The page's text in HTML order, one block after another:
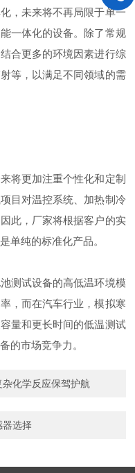
，未来将不再局限于单一
一体化的设备。除了常规
合更多的环境因素进行综
等，以满足不同领域的需
更加注重个性化和定制
目对温控系统、加热制冷
此，厂家将根据客户的实
单纯的标准化产品。
试设备的高低温环境模
，而在汽车行业，模拟寒
量和更长时间的低温测试
的市场竞争力。
化学反应保驾护航
器选择